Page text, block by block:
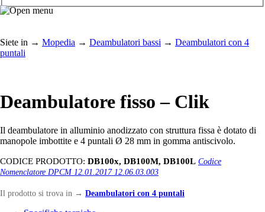
Siete in → Mopedia → Deambulatori bassi → Deambulatori con 4
puntali
Deambulatore fisso – Clik
Il deambulatore in alluminio anodizzato con struttura fissa è dotato di
manopole imbottite e 4 puntali Ø 28 mm in gomma antiscivolo.
CODICE PRODOTTO: DB100x, DB100M, DB100L Codice
Nomenclatore DPCM 12.01.2017 12.06.03.003
Il prodotto si trova in → Deambulatori con 4 puntali